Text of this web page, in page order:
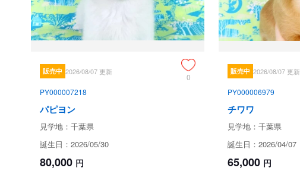
販売中 2026/08/07 更新
0
PY000007218
パピヨン
見学地：千葉県
誕生日：2026/05/30
80,000 円
販売中 2026/08/07 更新
PY000006979
チワワ
見学地：千葉県
誕生日：2026/04/07
65,000 円